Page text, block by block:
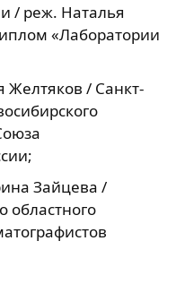
/ реж. Наталья
«Лаборатории
Желтяков / Санкт-
Зайцева /
областного